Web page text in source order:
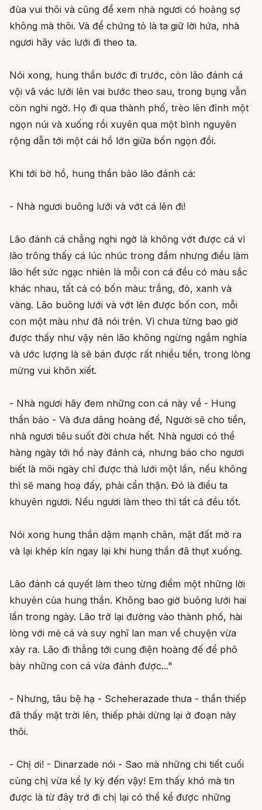
đùa vui thôi và cũng để xem nhà ngươi có hoảng sợ
không mà thôi. Và để chứng tỏ là ta giữ lời hứa, nhà
ngươi hãy vác lưới đi theo ta.
Nói xong, hung thần bước đi trước, còn lão đánh cá
vội vã vác lưới lên vai bước theo sau, trong bụng vẫn
còn nghi ngờ. Họ đi qua thành phố, trèo lên đỉnh một
ngọn núi và xuống rồi xuyên qua một bình nguyên
rộng dẫn tới một cái hồ lớn giữa bốn ngọn đồi.
Khi tới bờ hồ, hung thần bảo lão đánh cá:
- Nhà ngươi buông lưới và vớt cá lên đi!
Lão đánh cá chẳng nghi ngờ là không vớt được cá vì
lão trông thấy cá lúc nhúc trong đầm nhưng điều làm
lão hết sức ngạc nhiên là mỗi con cá đều có màu sắc
khác nhau, tất cả có bốn màu: trắng, đỏ, xanh và
vàng. Lão buông lưới và vớt lên được bốn con, mỗi
con một màu như đã nói trên. Vì chưa từng bao giờ
được thấy như vậy nên lão không ngừng ngắm nghía
và ước lượng là sẽ bán được rất nhiều tiền, trong lòng
mừng vui khôn xiết.
- Nhà ngươi hãy đem những con cá này về - Hung
thần bảo - Và đưa dâng hoàng đế, Người sẽ cho tiền,
nhà ngươi tiêu suốt đời chưa hết. Nhà ngươi có thể
hàng ngày tới hồ này đánh cá, nhưng báo cho ngươi
biết là môi ngày chỉ được thả lưới một lần, nếu không
thì sẽ mang hoạ đấy, phải cẩn thận. Đó là điều ta
khuyên ngươi. Nếu ngươi làm theo thì tất cả đều tốt.
Nói xong hung thần dậm mạnh chân, mặt đất mở ra
và lại khép kín ngay lại khi hung thần đã thụt xuống.
Lão đánh cá quyết làm theo từng điểm một những lời
khuyên của hung thần. Không bao giờ buông lưới hai
lần trong ngày. Lão trở lại đường vào thành phố, hài
lòng với mẻ cá và suy nghĩ lan man về chuyện vừa
xảy ra. Lão đi thẳng tới cung điện hoàng đế để phô
bày những con cá vừa đánh được..."
- Nhưng, tâu bệ hạ - Scheherazade thưa - thần thiếp
đã thấy mặt trời lên, thiếp phải dừng lại ở đoạn này
thôi.
- Chị ơi! - Dinarzade nói - Sao mà những chi tiết cuối
cùng chị vừa kể ly kỳ đến vậy! Em thấy khó mà tin
được là từ đây trở đi chị lại có thể kể được những